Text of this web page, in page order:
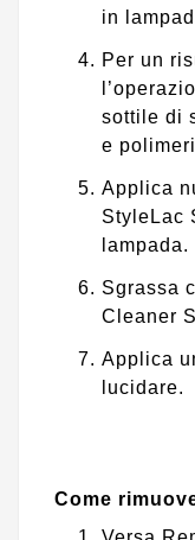
in
Per un
sottile di
e
Applica
StyleLac
lampada.
Sgrassa
Cleaner
Applica
lucidare.
Come